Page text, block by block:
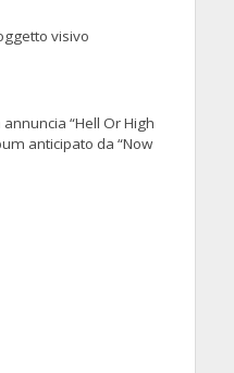
visivo
“Hell Or High
anticipato da “Now